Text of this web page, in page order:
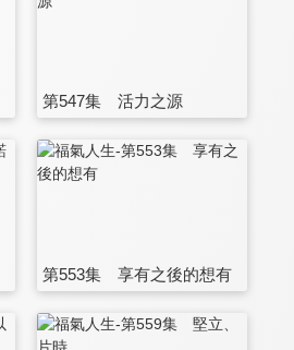
第547集 活力之源
第553集 享有之後的想有